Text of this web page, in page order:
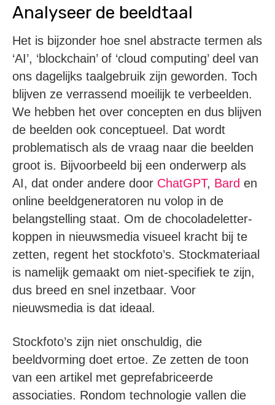
Analyseer de beeldtaal
Het is bijzonder hoe snel abstracte termen als
‘AI’, ‘blockchain’ of ‘cloud computing’ deel van
ons dagelijks taalgebruik zijn geworden. Toch
blijven ze verrassend moeilijk te verbeelden.
We hebben het over concepten en dus blijven
de beelden ook conceptueel. Dat wordt
problematisch als de vraag naar die beelden
groot is. Bijvoorbeeld bij een onderwerp als
AI, dat onder andere door ChatGPT, Bard en
online beeldgeneratoren nu volop in de
belangstelling staat. Om de chocoladeletter-
koppen in nieuwsmedia visueel kracht bij te
zetten, regent het stockfoto’s. Stockmateriaal
is namelijk gemaakt om niet-specifiek te zijn,
dus breed en snel inzetbaar. Voor
nieuwsmedia is dat ideaal.
Stockfoto’s zijn niet onschuldig, die
beeldvorming doet ertoe. Ze zetten de toon
van een artikel met geprefabriceerde
associaties. Rondom technologie vallen die